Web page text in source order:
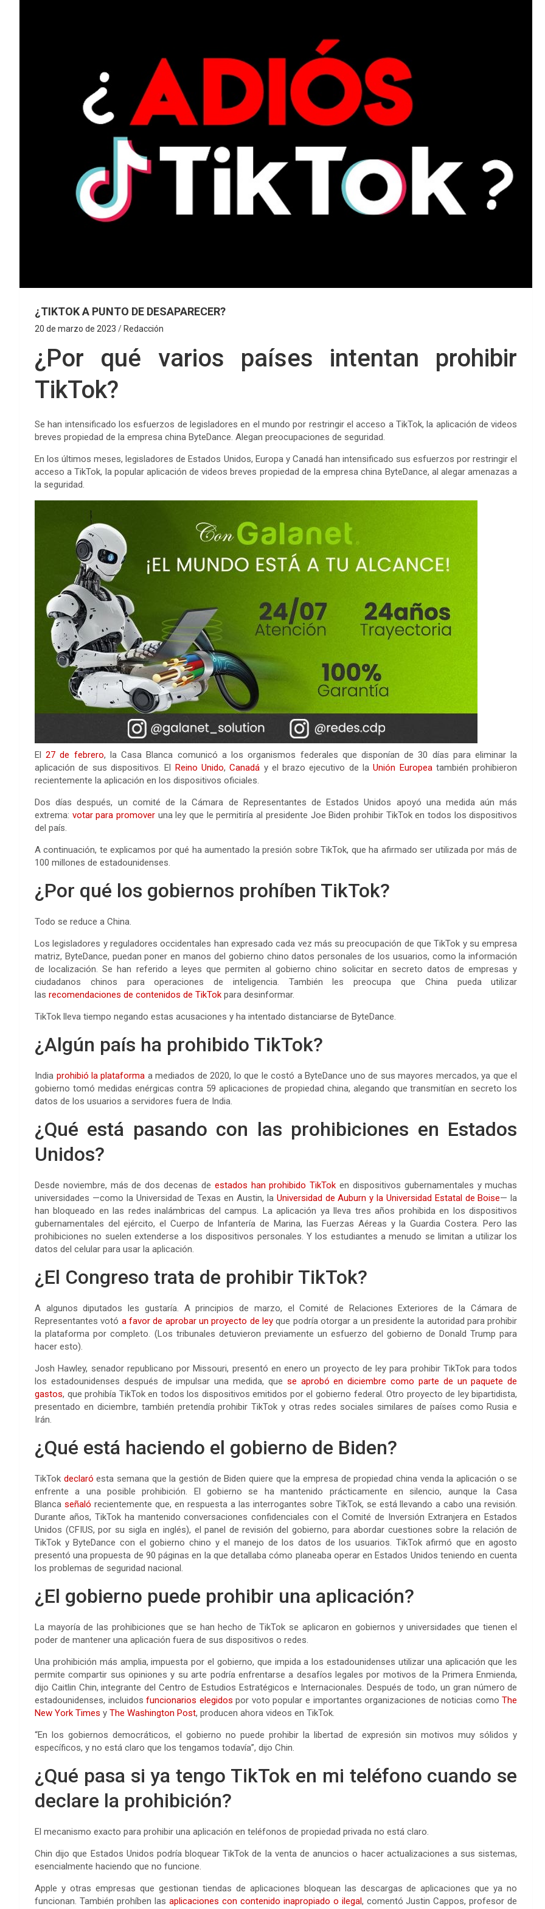
¿TIKTOK A PUNTO DE DESAPARECER?
20 de marzo de 2023 Redacción
¿Por qué varios países intentan prohibir
TikTok?
Se han intensificado los esfuerzos de legisladores en el mundo por restringir el acceso a TikTok, la aplicación de videos
breves propiedad de la empresa china ByteDance. Alegan preocupaciones de seguridad.
En los últimos meses, legisladores de Estados Unidos, Europa y Canadá han intensificado sus esfuerzos por restringir el
acceso a TikTok, la popular aplicación de videos breves propiedad de la empresa china ByteDance, al alegar amenazas a
la seguridad.
El27 de febrero, la Casa Blanca comunicó a los organismos federales que disponían de 30 días para eliminar la
aplicación de sus dispositivos. El Reino Unido,Canadá y el brazo ejecutivo de laUnión Europeatambién prohibieron
recientemente la aplicación en los dispositivos oficiales.
Dos días después, un comité de la Cámara de Representantes de Estados Unidos apoyó una medida aún más
extrema: votar para promover una ley que le permitiría al presidente Joe Biden prohibir TikTok en todos los dispositivos
del país.
A continuación, te explicamos por qué ha aumentado la presión sobre TikTok, que ha afirmado ser utilizada por más de
100 millones de estadounidenses.
¿Por qué los gobiernos prohíben TikTok?
Todo se reduce a China.
Los legisladores y reguladores occidentales han expresado cada vez más su preocupación de que TikTok y su empresa
matriz, ByteDance, puedan poner en manos del gobierno chino datos personales de los usuarios, como la información
de localización. Se han referido a leyes que permiten al gobierno chino solicitar en secreto datos de empresas y
ciudadanos chinos para operaciones de inteligencia. También les preocupa que China pueda utilizar
las recomendaciones de contenidos de TikTok para desinformar.
TikTok lleva tiempo negando estas acusaciones y ha intentado distanciarse de ByteDance.
¿Algún país ha prohibido TikTok?
India prohibió la plataforma a mediados de 2020, lo que le costó a ByteDance uno de sus mayores mercados, ya que el
gobierno tomó medidas enérgicas contra 59 aplicaciones de propiedad china, alegando que transmitían en secreto los
datos de los usuarios a servidores fuera de India.
¿Qué está pasando con las prohibiciones en Estados
Unidos?
Desde noviembre, más de dos decenas de estados han prohibido TikTok en dispositivos gubernamentales y muchas
universidades —como la Universidad de Texas en Austin, la Universidad de Auburn y la Universidad Estatal de Boise— la
han bloqueado en las redes inalámbricas del campus. La aplicación ya lleva tres años prohibida en los dispositivos
gubernamentales del ejército, el Cuerpo de Infantería de Marina, las Fuerzas Aéreas y la Guardia Costera. Pero las
prohibiciones no suelen extenderse a los dispositivos personales. Y los estudiantes a menudo se limitan a utilizar los
datos del celular para usar la aplicación.
¿El Congreso trata de prohibir TikTok?
A algunos diputados les gustaría. A principios de marzo, el Comité de Relaciones Exteriores de la Cámara de
Representantes votó a favor de aprobar un proyecto de ley que podría otorgar a un presidente la autoridad para prohibir
la plataforma por completo. (Los tribunales detuvieron previamente un esfuerzo del gobierno de Donald Trump para
hacer esto).
Josh Hawley, senador republicano por Missouri, presentó en enero un proyecto de ley para prohibir TikTok para todos
los estadounidenses después de impulsar una medida, que se aprobó en diciembre como parte de un paquete de
gastos, que prohibía TikTok en todos los dispositivos emitidos por el gobierno federal. Otro proyecto de ley bipartidista,
presentado en diciembre, también pretendía prohibir TikTok y otras redes sociales similares de países como Rusia e
Irán.
¿Qué está haciendo el gobierno de Biden?
TikTok declaró esta semana que la gestión de Biden quiere que la empresa de propiedad china venda la aplicación o se
enfrente a una posible prohibición. El gobierno se ha mantenido prácticamente en silencio, aunque la Casa
Blanca señaló recientemente que, en respuesta a las interrogantes sobre TikTok, se está llevando a cabo una revisión.
Durante años, TikTok ha mantenido conversaciones confidenciales con el Comité de Inversión Extranjera en Estados
Unidos (CFIUS, por su sigla en inglés), el panel de revisión del gobierno, para abordar cuestiones sobre la relación de
TikTok y ByteDance con el gobierno chino y el manejo de los datos de los usuarios. TikTok afirmó que en agosto
presentó una propuesta de 90 páginas en la que detallaba cómo planeaba operar en Estados Unidos teniendo en cuenta
los problemas de seguridad nacional.
¿El gobierno puede prohibir una aplicación?
La mayoría de las prohibiciones que se han hecho de TikTok se aplicaron en gobiernos y universidades que tienen el
poder de mantener una aplicación fuera de sus dispositivos o redes.
Una prohibición más amplia, impuesta por el gobierno, que impida a los estadounidenses utilizar una aplicación que les
permite compartir sus opiniones y su arte podría enfrentarse a desafíos legales por motivos de la Primera Enmienda,
dijo Caitlin Chin, integrante del Centro de Estudios Estratégicos e Internacionales. Después de todo, un gran número de
estadounidenses, incluidosfuncionarios elegidos por voto popular e importantes organizaciones de noticias comoThe
New York Times y The Washington Post, producen ahora videos en TikTok.
“En los gobiernos democráticos, el gobierno no puede prohibir la libertad de expresión sin motivos muy sólidos y
específicos, y no está claro que los tengamos todavía”, dijo Chin.
¿Qué pasa si ya tengo TikTok en mi teléfono cuando se
declare la prohibición?
El mecanismo exacto para prohibir una aplicación en teléfonos de propiedad privada no está claro.
Chin dijo que Estados Unidos podría bloquear TikTok de la venta de anuncios o hacer actualizaciones a sus sistemas,
esencialmente haciendo que no funcione.
Apple y otras empresas que gestionan tiendas de aplicaciones bloquean las descargas de aplicaciones que ya no
funcionan. También prohíben las aplicaciones con contenido inapropiado o ilegal, comentó Justin Cappos, profesor de